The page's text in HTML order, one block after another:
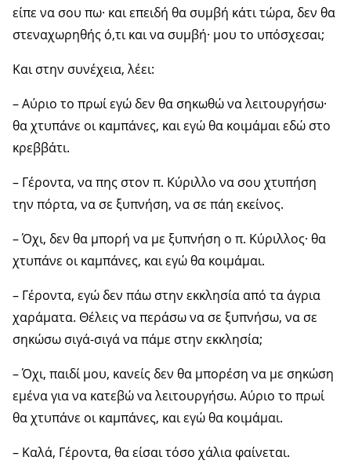
είπε να σου πω· και επειδή θα συμβή κάτι τώρα, δεν θα
στεναχωρηθής ό,τι και να συμβή· μου το υπόσχεσαι;
Και στην συνέχεια, λέει:
– Αύριο το πρωί εγώ δεν θα σηκωθώ να λειτουργήσω·
θα χτυπάνε οι καμπάνες, και εγώ θα κοιμάμαι εδώ στο
κρεββάτι.
– Γέροντα, να πης στον π. Κύριλλο να σου χτυπήση
την πόρτα, να σε ξυπνήση, να σε πάη εκείνος.
– Όχι, δεν θα μπορή να με ξυπνήση ο π. Κύριλλος· θα
χτυπάνε οι καμπάνες, και εγώ θα κοιμάμαι.
– Γέροντα, εγώ δεν πάω στην εκκλησία από τα άγρια
χαράματα. Θέλεις να περάσω να σε ξυπνήσω, να σε
σηκώσω σιγά-σιγά να πάμε στην εκκλησία;
– Όχι, παιδί μου, κανείς δεν θα μπορέση να με σηκώση
εμένα για να κατεβώ να λειτουργήσω. Αύριο το πρωί
θα χτυπάνε οι καμπάνες, και εγώ θα κοιμάμαι.
– Καλά, Γέροντα, θα είσαι τόσο χάλια φαίνεται.